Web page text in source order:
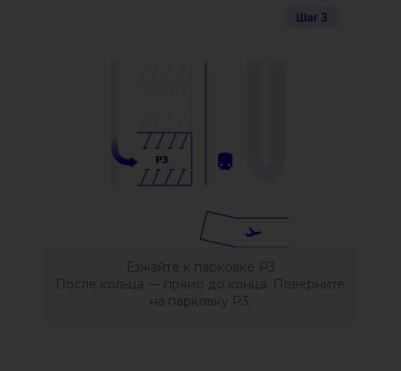
Езжайте к парковке Р3
После кольца — прямо до конца. Поверните
на парковку Р3.